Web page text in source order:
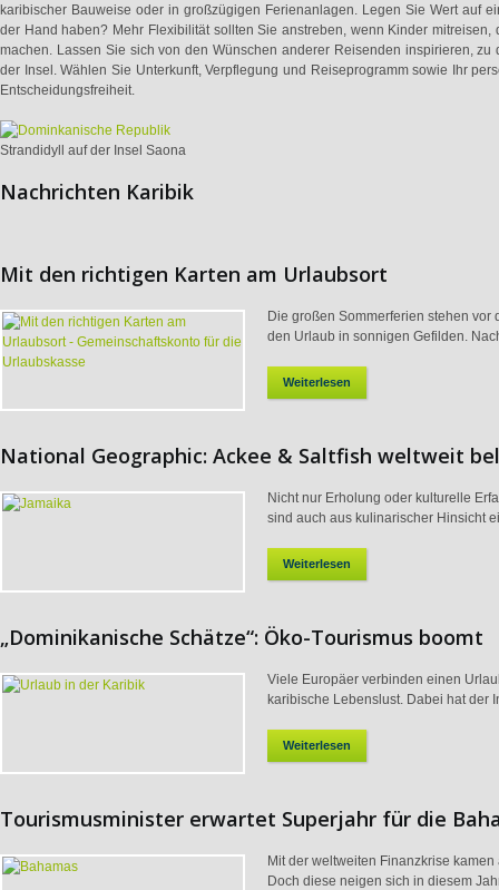
karibischer Bauweise oder in großzügigen Ferienanlagen. Legen Sie Wert auf
der Hand haben? Mehr Flexibilität sollten Sie anstreben, wenn Kinder
machen. Lassen Sie sich von den Wünschen anderer Reisenden inspirieren,
der Insel. Wählen Sie Unterkunft, Verpflegung und Reiseprogramm sowie Ihr
Entscheidungsfreiheit.
Strandidyll auf der Insel Saona
Nachrichten Karibik
Mit den richtigen Karten am Urlaubsort
Die großen Sommerferien stehen
den Urlaub in sonnigen Gefilden.
Weiterlesen
National Geographic: Ackee & Saltfish weltweit
Nicht nur Erholung oder kulturelle
sind auch aus kulinarischer Hinsicht
Weiterlesen
„Dominikanische Schätze“: Öko-Tourismus boomt
Viele Europäer verbinden einen
karibische Lebenslust. Dabei hat der
Weiterlesen
Tourismusminister erwartet Superjahr für die
Mit der weltweiten Finanzkrise
Doch diese neigen sich in diesem